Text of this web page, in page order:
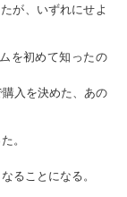
が、いずれにせよ
を初めて知ったの
入を決めた、あの
。
ることになる。